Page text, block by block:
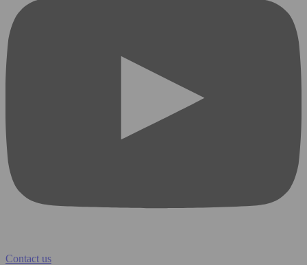
Contact us